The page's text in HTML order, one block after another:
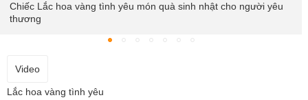
Chiếc Lắc hoa vàng tình yêu món quà sinh nhật cho người yêu
thương
Video
Lắc hoa vàng tình yêu